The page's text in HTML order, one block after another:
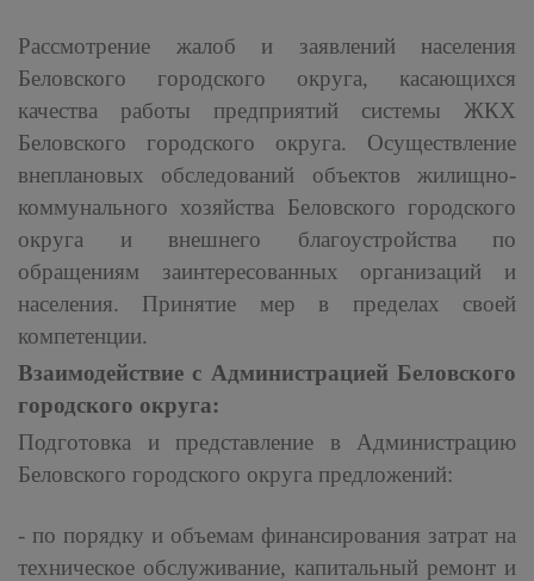
Рассмотрение жалоб и заявлений населения
Беловского городского округа, касающихся
качества работы предприятий системы ЖКХ
Беловского городского округа. Осуществление
внеплановых обследований объектов жилищно-
коммунального хозяйства Беловского городского
округа и внешнего благоустройства по
обращениям заинтересованных организаций и
населения. Принятие мер в пределах своей
компетенции.
Взаимодействие с Администрацией Беловского
городского округа:
Подготовка и представление в Администрацию
Беловского городского округа предложений:
- по порядку и объемам финансирования затрат на
техническое обслуживание, капитальный ремонт и